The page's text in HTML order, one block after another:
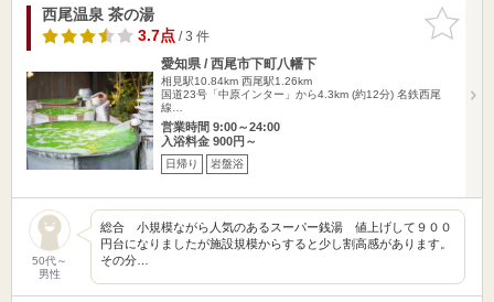
お気に入
りに追加
西尾温泉 茶の湯
3.7点/ 3 件
愛知県 / 西尾市下町八幡下
相見駅10.84km 西尾駅1.26km
国道23号「中原インター」から4.3km (約12分) 名鉄西尾
線…
営業時間 9:00～24:00
入浴料金 900円～
日帰り 岩盤浴
50代～
男性
総合 小規模ながら人気のあるスーパー銭湯 値上げして９００
円台になりましたが施設規模からすると少し割高感があります。
その分…